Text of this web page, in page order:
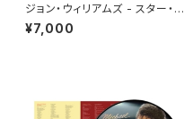
ジョン・ウィリアムズ - スター・ウ
ォーズ エピソード3／シスの復
讐（オリジナル・サウンドトラッ
¥7,000